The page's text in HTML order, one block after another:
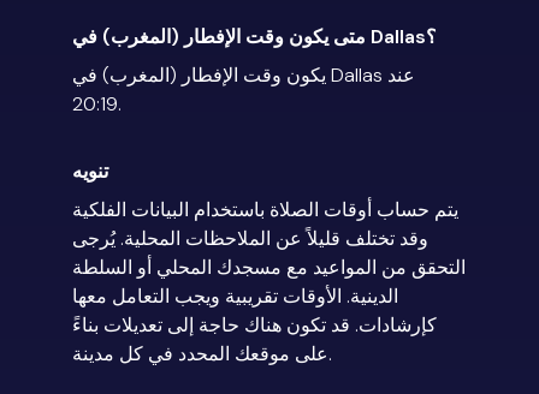
متى يكون وقت الإفطار (المغرب) في Dallas؟
يكون وقت الإفطار (المغرب) في Dallas عند
20:19.
تنويه
يتم حساب أوقات الصلاة باستخدام البيانات الفلكية
وقد تختلف قليلاً عن الملاحظات المحلية. يُرجى
التحقق من المواعيد مع مسجدك المحلي أو السلطة
الدينية. الأوقات تقريبية ويجب التعامل معها
كإرشادات. قد تكون هناك حاجة إلى تعديلات بناءً
على موقعك المحدد في كل مدينة.